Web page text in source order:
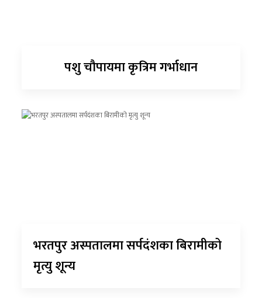
पशु चौपायमा कृत्रिम गर्भाधान
भरतपुर अस्पतालमा सर्पदंशका बिरामीको
मृत्यु शून्य